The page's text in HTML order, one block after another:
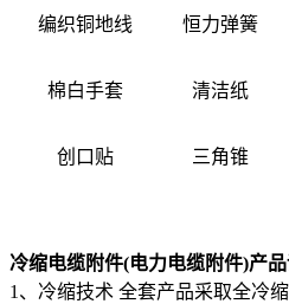
编织铜地线 恒力弹簧
棉白手套 清洁纸
创口贴 三角锥
冷缩电缆附件(电力电缆附件)产品
1、冷缩技术 全套产品采取全冷